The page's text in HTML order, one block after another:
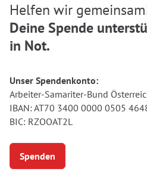
Helfen wir
Deine Spende
in Not.
Unser Spendenkonto:
Arbeiter-Samariter-Bund
IBAN: AT70 3400 0000 0505
BIC: RZOOAT2L
Spenden